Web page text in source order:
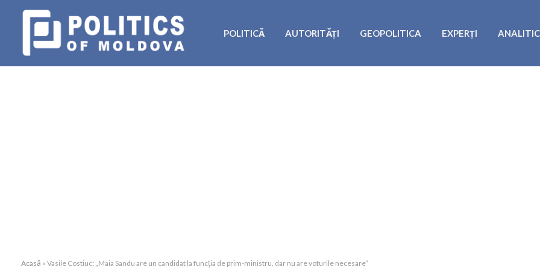
POLITICĂ AUTORITĂȚI GEOPOLITICA EXPERȚI
Acasă » Vasile Costiuc: „Maia Sandu are un candidat la funcția de prim-ministru, dar nu are voturile necesare”